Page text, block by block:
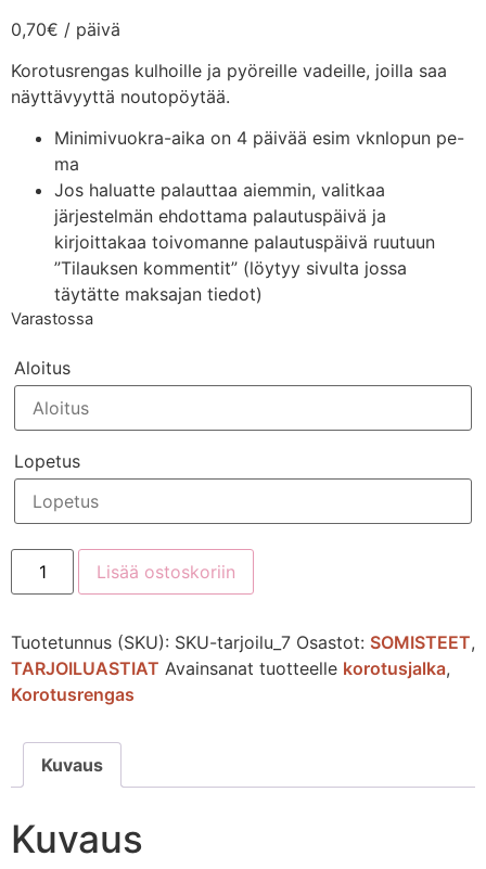
0,70€ / päivä
Korotusrengas kulhoille ja pyöreille vadeille, joilla saa
näyttävyyttä noutopöytää.
Minimivuokra-aika on 4 päivää esim vknlopun pe-
ma
Jos haluatte palauttaa aiemmin, valitkaa
järjestelmän ehdottama palautuspäivä ja
kirjoittakaa toivomanne palautuspäivä ruutuun
”Tilauksen kommentit” (löytyy sivulta jossa
täytätte maksajan tiedot)
Varastossa
Aloitus
Lopetus
Lisää ostoskoriin
Tuotetunnus (SKU): SKU-tarjoilu_7 Osastot: SOMISTEET,
TARJOILUASTIAT Avainsanat tuotteelle korotusjalka,
Korotusrengas
Kuvaus
Kuvaus